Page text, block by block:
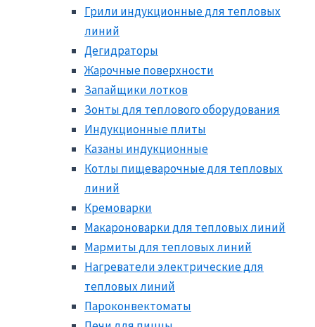
Грили индукционные для тепловых
линий
Дегидраторы
Жарочные поверхности
Запайщики лотков
Зонты для теплового оборудования
Индукционные плиты
Казаны индукционные
Котлы пищеварочные для тепловых
линий
Кремоварки
Макароноварки для тепловых линий
Мармиты для тепловых линий
Нагреватели электрические для
тепловых линий
Пароконвектоматы